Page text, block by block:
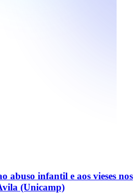
abuso infantil e aos vieses nos
(Unicamp)